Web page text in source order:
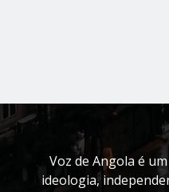
Voz de Angola é
ideologia,